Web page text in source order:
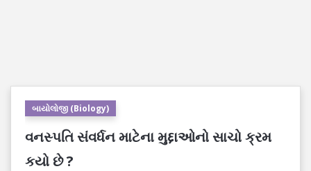
બાયોલોજી (Biology)
વનસ્પતિ સંવર્ધન માટેના મુદ્દાઓનો સાચો ક્રમ
કયો છે ?